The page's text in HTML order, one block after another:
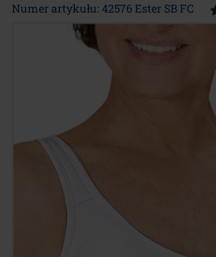
Numer artykułu: 42576 Ester SB FC